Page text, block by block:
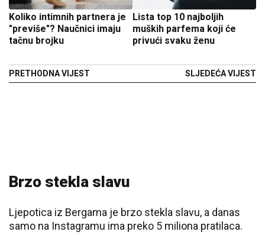
Koliko intimnih partnera je
"previše"? Naučnici imaju
tačnu brojku
PRETHODNA VIJEST
Lista top 10 najboljih
muških parfema koji će
privući svaku ženu
SLJEDEĆA VIJEST
Brzo stekla slavu
Ljepotica iz Bergama je brzo stekla slavu, a danas
samo na Instagramu ima preko 5 miliona pratilaca.